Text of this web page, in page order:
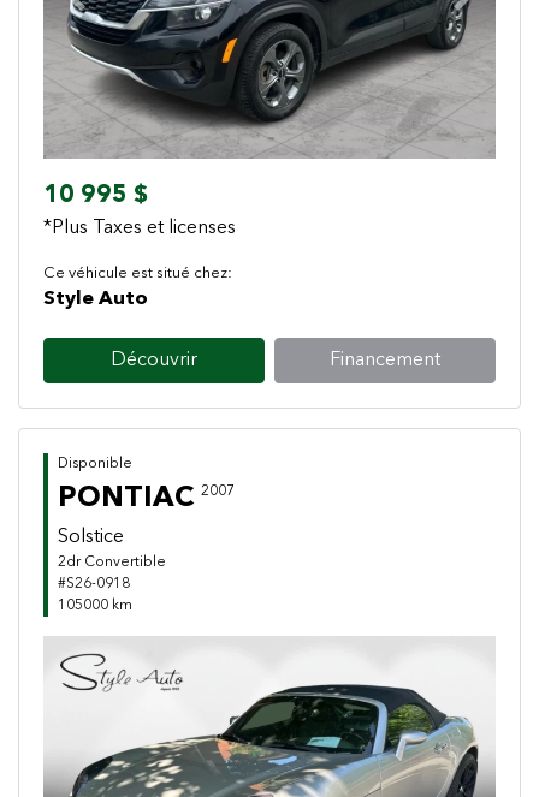
Previous Next
10 995 $
*Plus Taxes et licenses
Ce véhicule est situé chez:
Style Auto
Découvrir Financement
Disponible
PONTIAC 2007
Solstice
2dr Convertible
#S26-0918
105000 km